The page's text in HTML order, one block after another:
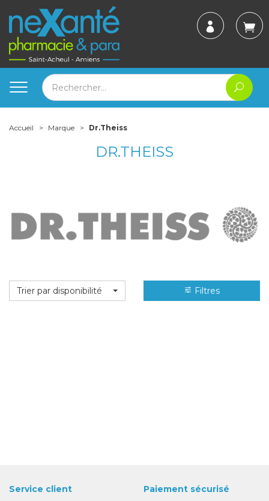
Accueil Marque Dr.Theiss
DR.THEISS
Trier par disponibilité Filtres
Service client Paiement sécurisé